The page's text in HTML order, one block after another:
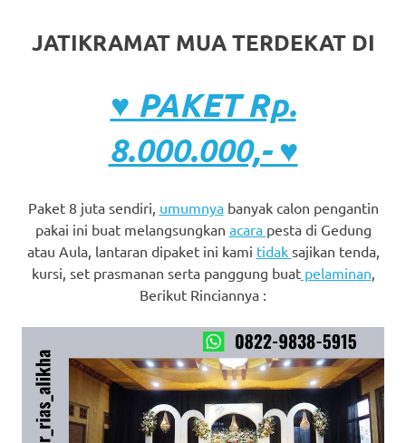
JATIKRAMAT MUA TERDEKAT DI
♥ PAKET Rp.
8.000.000,- ♥
Paket 8 juta sendiri, umumnyabanyak calon pengantin
pakai ini buat melangsungkan acara pesta di Gedung
atau Aula, lantaran dipaket ini kami tidak sajikan tenda,
kursi, set prasmanan serta panggung buatpelaminan
Berikut Rinciannya :